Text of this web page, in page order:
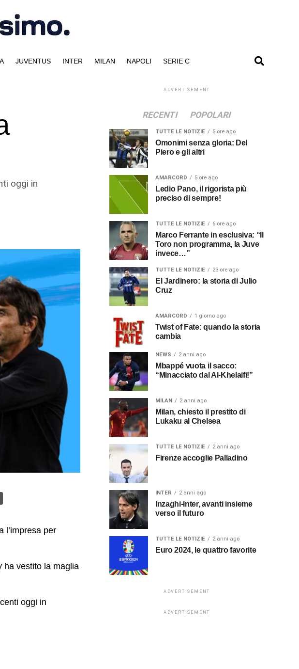
JUVENTUS INTER MILAN NAPOLI SERIE C
oggi in
l’impresa per
ha vestito la maglia
oggi in
ADVERTISEMENT
RECENTI POPOLARI
TUTTE LE NOTIZIE 5 ore ago
Omonimi senza gloria: Del
Piero e gli altri
AMARCORD 5 ore ago
Ledio Pano, il rigorista più
preciso di sempre!
TUTTE LE NOTIZIE 6 ore ago
Marco Ferrante in esclusiva: “Il
Toro non programma, la Juve
invece…”
TUTTE LE NOTIZIE 23 ore ago
El Jardinero: la storia di Julio
Cruz
AMARCORD 1 giorno ago
Twist of Fate: quando la storia
cambia
NEWS 2 anni ago
Mbappé vuota il sacco:
“Minacciato dal Al-Khelaifi!”
MILAN 2 anni ago
Milan, chiesto il prestito di
Lukaku al Chelsea
TUTTE LE NOTIZIE 2 anni ago
Firenze accoglie Palladino
INTER 2 anni ago
Inzaghi-Inter, avanti insieme
verso il futuro
TUTTE LE NOTIZIE 2 anni ago
Euro 2024, le quattro favorite
ADVERTISEMENT
ADVERTISEMENT